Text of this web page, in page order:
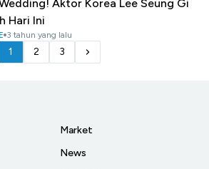
Aktor Korea Lee Seung Gi
Hari Ini
3 tahun yang lalu
1 2 3
Market
News